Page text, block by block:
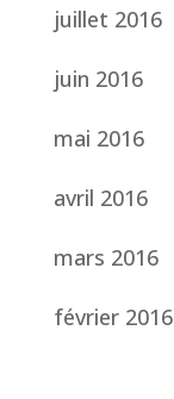
juillet 2016
juin 2016
mai 2016
avril 2016
mars 2016
février 2016